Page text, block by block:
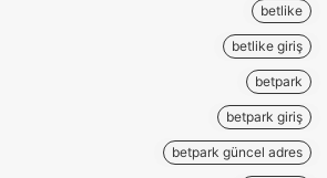
betlike
betlike giriş
betpark
betpark giriş
betpark güncel adres